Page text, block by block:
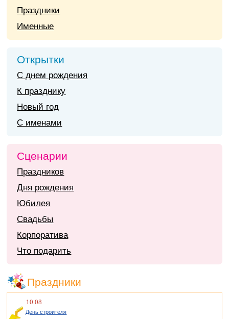
Праздники
Именные
Открытки
С днем рождения
К празднику
Новый год
С именами
Сценарии
Праздников
Дня рождения
Юбилея
Свадьбы
Корпоратива
Что подарить
Праздники
10.08
День строителя